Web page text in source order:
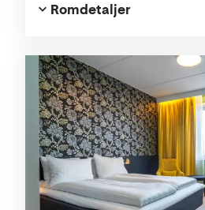
Romdetaljer